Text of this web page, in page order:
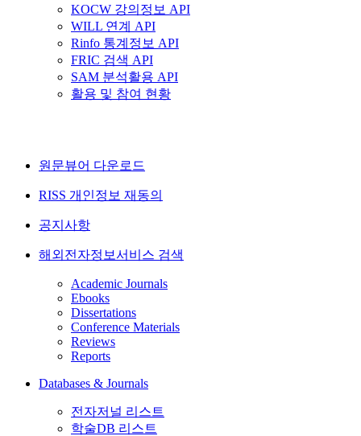
KOCW 강의정보 API
WILL 연계 API
Rinfo 통계정보 API
FRIC 검색 API
SAM 분석활용 API
활용 및 참여 현황
원문뷰어 다운로드
RISS 개인정보 재동의
공지사항
해외전자정보서비스 검색
Academic Journals
Ebooks
Dissertations
Conference Materials
Reviews
Reports
Databases & Journals
전자저널 리스트
학술DB 리스트